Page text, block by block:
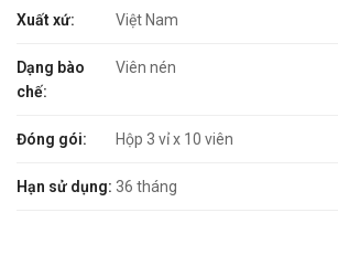
Xuất xứ: Việt Nam
Dạng bào
chế:
Viên nén
Đóng gói: Hộp 3 vỉ x 10 viên
Hạn sử dụng: 36 tháng